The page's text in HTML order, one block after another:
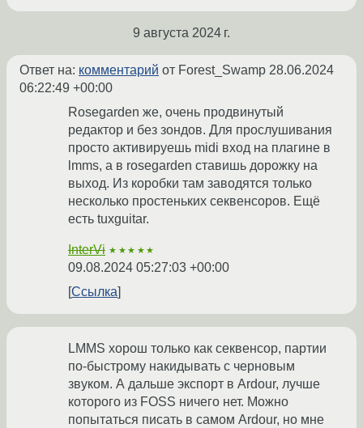
9 августа 2024 г.
Ответ на: комментарий от Forest_Swamp 28.06.2024
06:22:49 +00:00
Rosegarden же, очень продвинутый
редактор и без зондов. Для прослушивания
просто активируешь midi вход на плагине в
lmms, а в rosegarden ставишь дорожку на
выход. Из коробки там заводятся только
несколько простеньких секвенсоров. Ещё
есть tuxguitar.
InterVi ★★★★★
09.08.2024 05:27:03 +00:00
Ссылка
LMMS хорош только как секвенсор, партии
по-быстрому накидывать с черновым
звуком. А дальше экспорт в Ardour, лучше
которого из FOSS ничего нет. Можно
попытаться писать в самом Ardour, но мне